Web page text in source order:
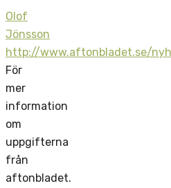
Olof
Jönsson
http://www.aftonbladet.se/
För
mer
information
om
uppgifterna
från
aftonbladet.